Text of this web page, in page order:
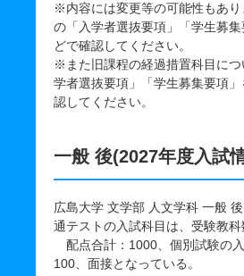
※内容には変更等の可能性もあ
の「入学者選抜要項」「学生募集
どで確認してください。
※また旧課程の経過措置科目につ
学者選抜要項」「学生募集要項」
認してください。
一般 後(2027年度入試
広島大学 文学部 人文学科 一般
通テストの入試科目は、受験教
配点合計：1000、個別試験の
100、面接となっている。